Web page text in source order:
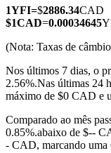
Futuros de
Futuros usando
1YFI=$2886.34CAD
$1CAD=0.00034645
(Nota: Taxas de
Nos últimos 7 dias, o
2.56%.Nas últimas 24
máximo de $0 CAD e
Comparado ao mês
0.85%.abaixo de $--
- CAD, marcando